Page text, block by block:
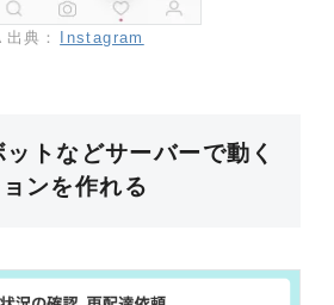
典： Instagram
トなどサーバーで動く
ンを作れる